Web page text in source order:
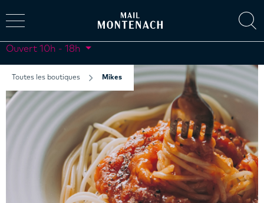
Ouvert 10h - 18h
Toutes les boutiques Mikes